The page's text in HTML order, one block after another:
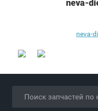
neva-
neva-